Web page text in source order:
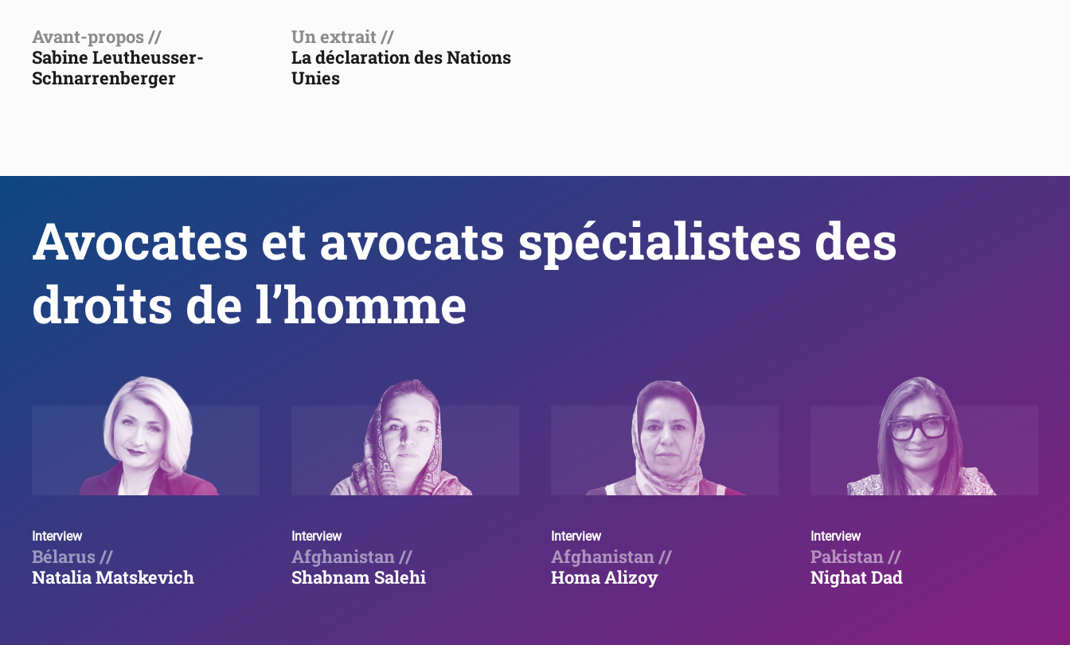
Avant-propos //
Sabine Leutheusser-
Schnarrenberger
Un extrait //
La déclaration des Nations
Unies
Avocates et avocats spécialistes des
droits de l’homme
Interview
Bélarus //
Natalia Matskevich
Interview
Afghanistan //
Shabnam Salehi
Interview
Afghanistan //
Homa Alizoy
Interview
Pakistan //
Nighat Dad